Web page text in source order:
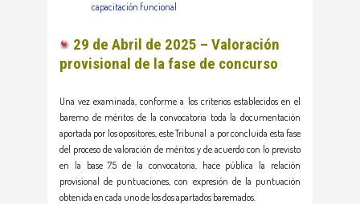
capacitación funcional
29 de Abril de 2025 – Valoración
provisional de la fase de concurso
Una vez examinada, conforme a los criterios establecidos en el
baremo de méritos de la convocatoria toda la documentación
aportada por los opositores, este Tribunal a por concluida esta fase
del proceso de valoración de méritos y de acuerdo con lo previsto
en la base 7.5 de la convocatoria, hace pública la relación
provisional de puntuaciones, con expresión de la puntuación
obtenida en cada uno de los dos apartados baremados.